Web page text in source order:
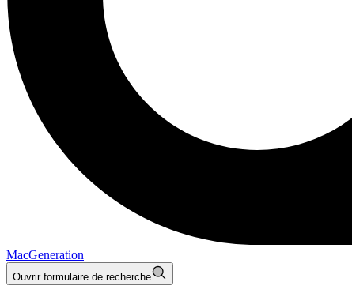
MacGeneration
Ouvrir formulaire de recherche